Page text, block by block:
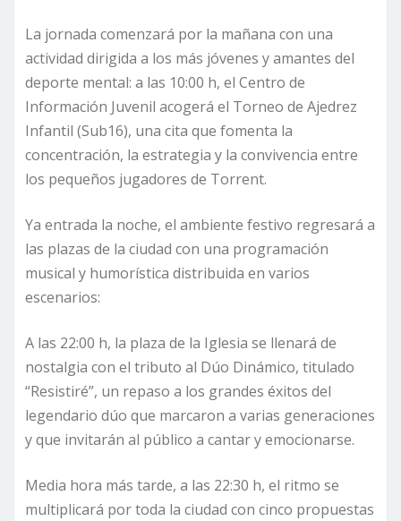
La jornada comenzará por la mañana con una
actividad dirigida a los más jóvenes y amantes del
deporte mental: a las 10:00 h, el Centro de
Información Juvenil acogerá el Torneo de Ajedrez
Infantil (Sub16), una cita que fomenta la
concentración, la estrategia y la convivencia entre
los pequeños jugadores de Torrent.
Ya entrada la noche, el ambiente festivo regresará a
las plazas de la ciudad con una programación
musical y humorística distribuida en varios
escenarios:
A las 22:00 h, la plaza de la Iglesia se llenará de
nostalgia con el tributo al Dúo Dinámico, titulado
“Resistiré”, un repaso a los grandes éxitos del
legendario dúo que marcaron a varias generaciones
y que invitarán al público a cantar y emocionarse.
Media hora más tarde, a las 22:30 h, el ritmo se
multiplicará por toda la ciudad con cinco propuestas